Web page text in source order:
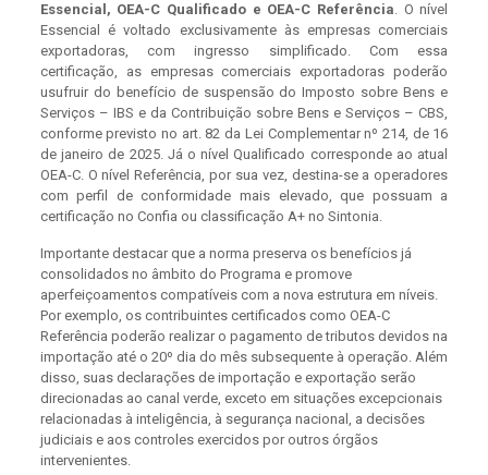
Essencial, OEA-C Qualificado e OEA-C Referência. O nível
Essencial é voltado exclusivamente às empresas comerciais
exportadoras, com ingresso simplificado. Com essa
certificação, as empresas comerciais exportadoras poderão
usufruir do benefício de suspensão do Imposto sobre Bens e
Serviços – IBS e da Contribuição sobre Bens e Serviços – CBS,
conforme previsto no art. 82 da Lei Complementar nº 214, de 16
de janeiro de 2025. Já o nível Qualificado corresponde ao atual
OEA-C. O nível Referência, por sua vez, destina-se a operadores
com perfil de conformidade mais elevado, que possuam a
certificação no Confia ou classificação A+ no Sintonia.
Importante destacar que a norma preserva os benefícios já
consolidados no âmbito do Programa e promove
aperfeiçoamentos compatíveis com a nova estrutura em níveis.
Por exemplo, os contribuintes certificados como OEA-C
Referência poderão realizar o pagamento de tributos devidos na
importação até o 20º dia do mês subsequente à operação. Além
disso, suas declarações de importação e exportação serão
direcionadas ao canal verde, exceto em situações excepcionais
relacionadas à inteligência, à segurança nacional, a decisões
judiciais e aos controles exercidos por outros órgãos
intervenientes.